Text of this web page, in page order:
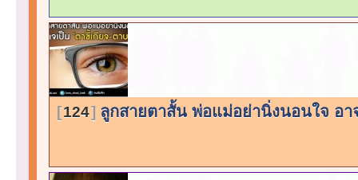
124 ลูกสายตาสั้น พ่อแม่อย่านิ่งนอนใจ อ